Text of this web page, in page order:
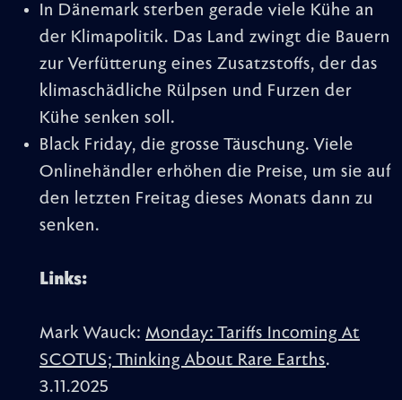
In Dänemark sterben gerade viele Kühe an
der Klimapolitik. Das Land zwingt die Bauern
zur Verfütterung eines Zusatzstoffs, der das
klimaschädliche Rülpsen und Furzen der
Kühe senken soll.
Black Friday, die grosse Täuschung. Viele
Onlinehändler erhöhen die Preise, um sie auf
den letzten Freitag dieses Monats dann zu
senken.
Links:
Mark Wauck: Monday: Tariffs Incoming At
SCOTUS; Thinking About Rare Earths.
3.11.2025